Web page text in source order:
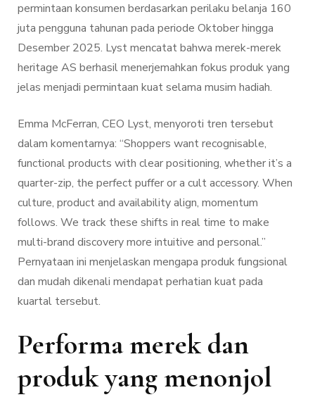
permintaan konsumen berdasarkan perilaku belanja 160
juta pengguna tahunan pada periode Oktober hingga
Desember 2025. Lyst mencatat bahwa merek-merek
heritage AS berhasil menerjemahkan fokus produk yang
jelas menjadi permintaan kuat selama musim hadiah.
Emma McFerran, CEO Lyst, menyoroti tren tersebut
dalam komentarnya: “Shoppers want recognisable,
functional products with clear positioning, whether it’s a
quarter-zip, the perfect puffer or a cult accessory. When
culture, product and availability align, momentum
follows. We track these shifts in real time to make
multi-brand discovery more intuitive and personal.”
Pernyataan ini menjelaskan mengapa produk fungsional
dan mudah dikenali mendapat perhatian kuat pada
kuartal tersebut.
Performa merek dan
produk yang menonjol